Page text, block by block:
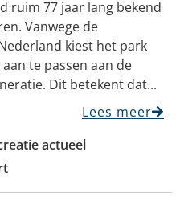
ruim 77 jaar lang bekend
Vanwege de
kiest het park
te passen aan de
Dit betekent dat...
Lees meer
actueel